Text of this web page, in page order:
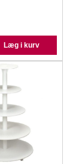
Læg i kurv